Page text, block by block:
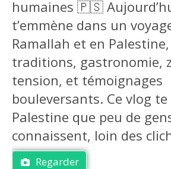
humaines 🇵🇸
t’emmène dans un
Ramallah et en
traditions, gastronomie,
tension, et témoignages
bouleversants. Ce vlog
Palestine que peu de
connaissent, loin des
Regarder